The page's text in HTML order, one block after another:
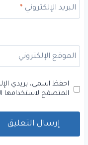
البريد الإلكتروني*
الموقع الإلكتروني
احفظ اسمي، بريدي
المتصفح لاستخدامها